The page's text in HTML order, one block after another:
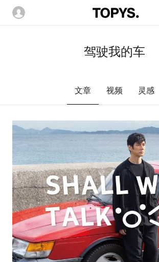
驾驶我的车
文章 视频 灵感